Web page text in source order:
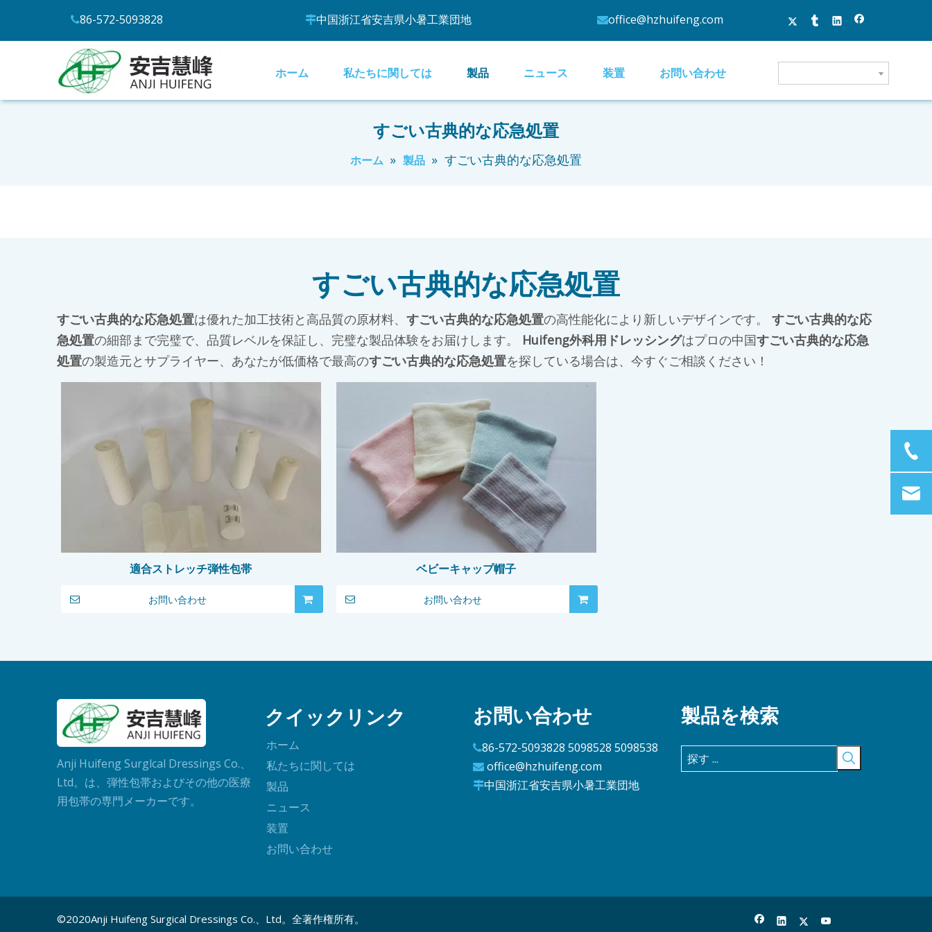
86-572-5093828 中国浙江省安吉県小暑工業団地 office@hzhuifeng.com
ホーム 私たちに関しては 製品 ニュース 装置 お問い合わせ
すごい古典的な応急処置
ホーム » 製品 » すごい古典的な応急処置
すごい古典的な応急処置
すごい古典的な応急処置は優れた加工技術と高品質の原材料、 すごい古典的な応急処置の高性能化により新しいデザインです。 すごい古典的な応
急処置の細部まで完璧で、品質レベルを保証し、完璧な製品体験をお届けします。 Huifeng外科用ドレッシングはプロの中国すごい古典的な応急
処置の製造元とサプライヤー、あなたが低価格で最高のすごい古典的な応急処置を探している場合は、今すぐご相談ください！
適合ストレッチ弾性包帯
お問い合わせ
ベビーキャップ帽子
お問い合わせ
Anji Huifeng Surglcal Dressings Co.、
Ltd。は、弾性包帯およびその他の医療
用包帯の専門メーカーです。
クイックリンク
ホーム
私たちに関しては
製品
ニュース
装置
お問い合わせ
お問い合わせ
86-572-5093828 5098528 5098538
 office@hzhuifeng.com
中国浙江省安吉県小暑工業団地
製品を検索
©2020Anji Huifeng Surgical Dressings Co.、Ltd。全著作権所有。